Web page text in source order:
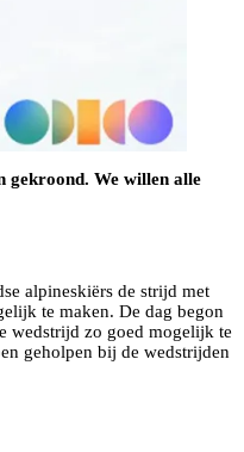
gekroond. We willen alle
alpineskiërs de strijd met
te maken. De dag begon
wedstrijd zo goed mogelijk te
geholpen bij de wedstrijden